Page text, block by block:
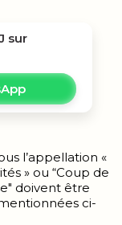
sur
l’appellation «
» ou “Coup de
doivent être
ci-